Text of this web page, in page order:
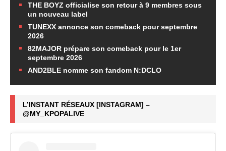
THE BOYZ officialise son retour à 9 membres sous
un nouveau label
TUNEXX annonce son comeback pour septembre
2026
82MAJOR prépare son comeback pour le 1er
septembre 2026
AND2BLE nomme son fandom N:DCLO
L’INSTANT RÉSEAUX [INSTAGRAM] –
@MY_KPOPALIVE